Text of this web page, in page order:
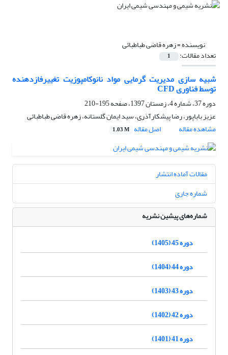
نویسنده =زهره قاضی طباطبائی
تعداد مقالات: 1
شبیه سازی مدیریت گرمایی مواد نانوکامپوزیت تغییرفازدهنده
توسط فناوری CFD
دوره 37، شماره 4، زمستان 1397، صفحه
195-210
عزیز باباپور، رضا پیشکارآذری، سید ایمان گلستانه، زهره قاضی طباطبائی
مشاهده مقاله
اصل مقاله 1.03 M
مقالات آماده انتشار
شماره جاری
شماره‌های پیشین نشریه
دوره 45 (1405)
دوره 44 (1404)
دوره 43 (1403)
دوره 42 (1402)
دوره 41 (1401)